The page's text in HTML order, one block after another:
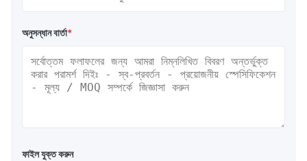
অনুসন্ধান বার্তা*
ফাইল যুক্ত করুন